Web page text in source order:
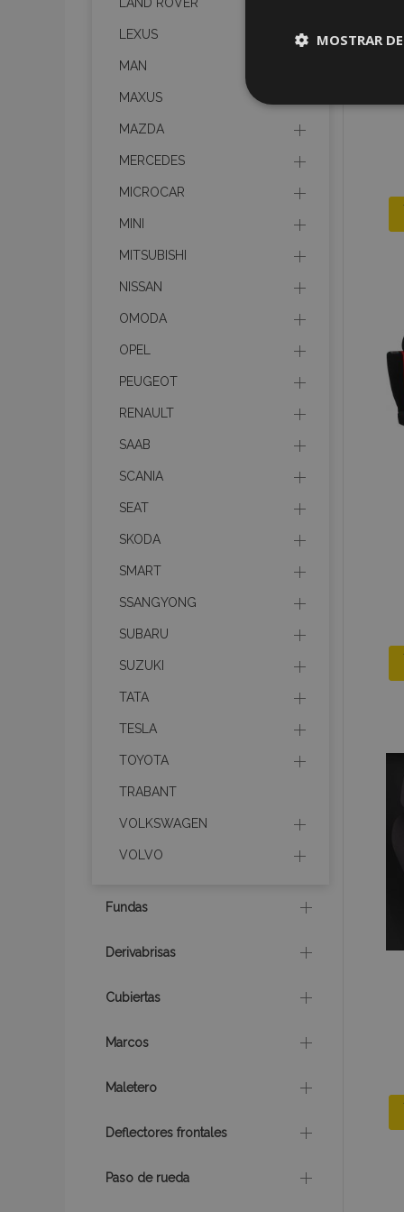
LEXUS
MAN
MAXUS
MAZDA
MERCEDES
MICROCAR
MINI
MITSUBISHI
NISSAN
OMODA
OPEL
PEUGEOT
RENAULT
SAAB
SCANIA
SEAT
SKODA
SMART
SSANGYONG
SUBARU
SUZUKI
TATA
TESLA
TOYOTA
TRABANT
VOLKSWAGEN
VOLVO
Fundas
Derivabrisas
Cubiertas
Marcos
Maletero
Deflectores frontales
Paso de rueda
MOSTRAR
Strictly necessary
be used properly